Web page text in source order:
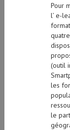
Pour
l’ e-
(outil
les
le